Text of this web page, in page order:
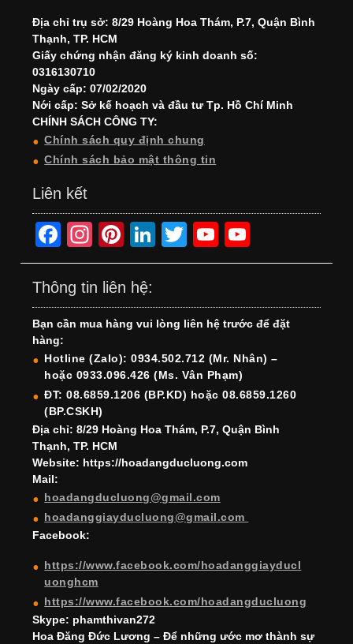
Địa chỉ trụ sở: 8/29 Hoàng Hoa Thám, P.7, Quận Bình
Thạnh, TP. HCM
Giấy chứng nhận đăng ký kinh doanh số:
0316130710
Ngày cấp: 07/02/2020
Nới cấp: Sở kế hoạch và đầu tư Tp. Hồ Chí Minh
CHÍNH SÁCH CÔNG TY:
Chính sách quy định chung
Chính sách bảo mật thông tin
Liên kết
F
a
c
e
b
o
o
k
In
st
a
gr
a
m
Pi
nt
er
e
st
Li
n
e
dI
n
T
wi
er
Y
o
T
u
b
e
o
T
u
b
e
h
Thông tin liên hệ:
Bạn cần mua hàng vui lòng liên hệ trước để đặt
hàng:
Hotline (Zalo): 0934.502.712 (Mr. Nhân) –
hoặc 0933.096.426 (Ms. Vân Phạm)
ĐT: 08.6859.1206 (BP.KD) hoặc 08.6859.1260
(BP.CSKH)
Địa chỉ: 8/29 Hoàng Hoa Thám, P.7, Quận Bình
Thạnh, TP. HCM
Website: https://hoadangducluong.com
Mail:
hoadangducluong@gmail.com
hoadanggiayducluong@gmail.com
Facebook:
https://www.facebook.com/hoadanggiayducl
uonghcm
https://www.facebook.com/hoadangducluong
Skype: phamthivan272
Hoa Đăng Đức Lương – Để những ước mơ thành sự